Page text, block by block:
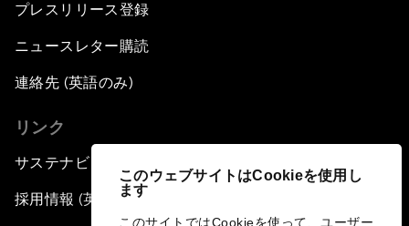
このウェブサイトはCookieを使用し
ます
このサイトではCookieを使って、ユーザー
プレスリリース登録
ニュースレター購読
連絡先 (英語のみ)
リンク
サステナビリティへの取り組み
採用情報 (英語のみ)